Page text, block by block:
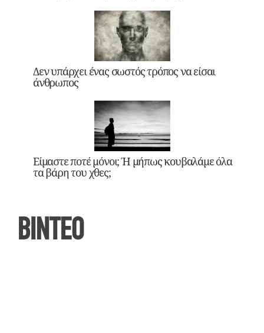
Δεν υπάρχει ένας σωστός τρόπος να είσαι
άνθρωπος
Είμαστε ποτέ μόνοι; Ή μήπως κουβαλάμε όλα
τα βάρη του χθες;
ΒΙΝΤΕΟ